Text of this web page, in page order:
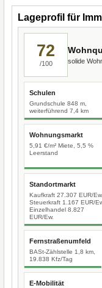
Lageprofil für
72
/100 solide
Schulen
Grundschule 848 m,
weiterführend 7,4 km
Wohnungsmarkt
5,91 €/m² Miete, 5,5 %
Leerstand
Standortmarkt
Kaufkraft 27.307 EUR/Ew.,
Steuerkraft 1.167 EUR/
Einzelhandel 8.827
EUR/Ew.
Fernstraßenumfeld
BASt-Zählstelle 1,8 km,
19.838 Kfz/Tag
E-Mobilität